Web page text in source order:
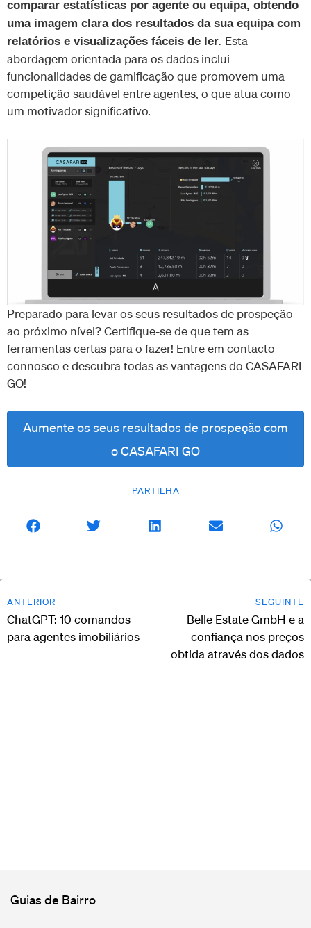
PARTILHA
comparar estatísticas por agente ou equipa, obtendo
uma imagem clara dos resultados da sua equipa com
relatórios e visualizações fáceis de ler. Esta
abordagem orientada para os dados inclui
funcionalidades de gamificação que promovem uma
competição saudável entre agentes, o que atua como
um motivador significativo.
Preparado para levar os seus resultados de prospeção
ao próximo nível? Certifique-se de que tem as
ferramentas certas para o fazer! Entre em contacto
connosco e descubra todas as vantagens do CASAFARI
GO!
Aumente os seus resultados de prospeção com
o CASAFARI GO
ANTERIOR
ChatGPT: 10 comandos
para agentes imobiliários
SEGUINTE
Belle Estate GmbH e a
confiança nos preços
obtida através dos dados
Guias de Bairro